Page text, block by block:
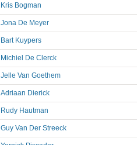
Kris Bogman
Jona De Meyer
Bart Kuypers
Michiel De Clerck
Jelle Van Goethem
Adriaan Dierick
Rudy Hautman
Guy Van Der Streeck